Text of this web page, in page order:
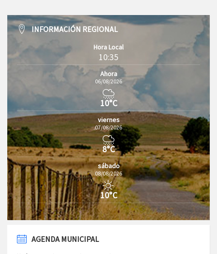
INFORMACIÓN REGIONAL
Hora Local
10:35
Ahora
06/08/2026
10°C
viernes
07/08/2026
8°C
sábado
08/08/2026
10°C
AGENDA MUNICIPAL